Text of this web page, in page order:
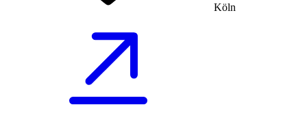
Köln